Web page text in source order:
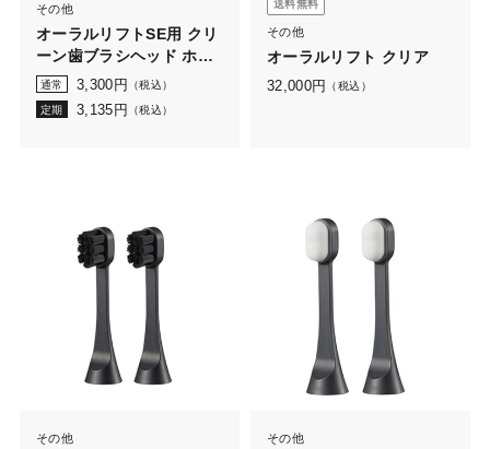
その他
オーラルリフトSE用 クリ
ーン歯ブラシヘッド ホワ
イト 2本入
通常 3,300 円 （税込）
定期 3,135 円 （税込）
送料無料
その他
オーラルリフト クリア
32,000円 （税込）
その他 その他